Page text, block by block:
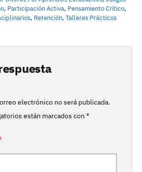
, Participación Activa, Pensamiento Crítico,
, Retención, Talleres Prácticos
electrónico no será publicada.
están marcados con *